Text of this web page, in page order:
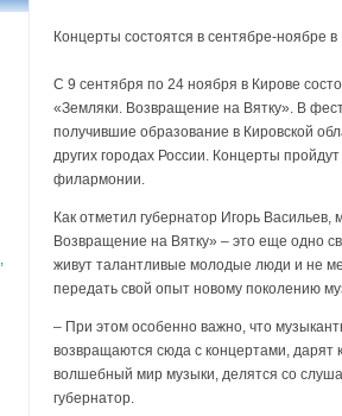
Концерты состоятся в сентябре-ноябре
С 9 сентября по 24 ноября в Кирове
«Земляки. Возвращение на Вятку». В
получившие образование в Кировской
других городах России. Концерты
филармонии.
Как отметил губернатор Игорь
Возвращение на Вятку» – это еще одно
живут талантливые молодые люди и не
передать свой опыт новому поколению
– При этом особенно важно, что
возвращаются сюда с концертами, дарят
волшебный мир музыки, делятся со
губернатор.